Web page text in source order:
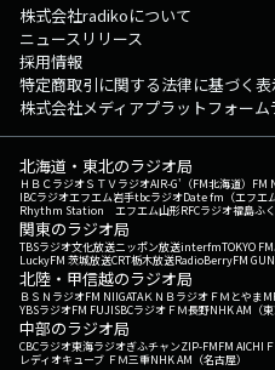
株式会社radikoについて
ニュースリリース
採用情報
特定商取引に関する法律に基づく
株式会社メディアプラットフォーム
北海道・東北のラジオ局
ＨＢＣラジオＳＴＶラジオAIR-G'（FM北海道） FM
IBCラジオエフエム岩手tbcラジオDate fm（エフエ
Rhythm Station エフエム山形RFCラジオ福島ふ
関東のラジオ局
TBSラジオ文化放送ニッポン放送interfmTOKYO FM
LuckyFM 茨城放送CRT栃木放送RadioBerryFM
北陸・甲信越のラジオ局
ＢＳＮラジオFM NIIGATAＫＮＢラジオ ＦＭとやま
YBSラジオFM FUJISBCラジオ ＦＭ長野NHK AM（東
中部のラジオ局
CBCラジオ東海ラジオぎふチャンZIP-FMFM AICHI
レディオキューブ ＦＭ三重NHK AM（名古屋）